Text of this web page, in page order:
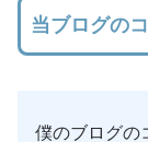
当ブログの
僕のブログの